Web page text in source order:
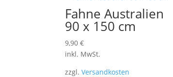
Fahne Australien
90 x 150 cm
9,90€
inkl. MwSt.
zzgl.Versandkosten